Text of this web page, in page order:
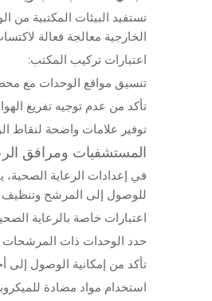
تستفيد البيئات المكتبية
الخارجية معالجة فعالة
اعتبارات تركيب المكتب:
تنسيق مواقع الوحدات مع
تأكد من عدم توجيه تفريغ
توفير علامات واضحة لنقاط
المستشفيات ومرافق
في إعدادات الرعاية
للوصول إلى المرشح
اعتبارات خاصة بالرعاية
حدد الوحدات ذات المرشحات
تأكد من إمكانية الوصول إلى
استخدام مواد مضادة